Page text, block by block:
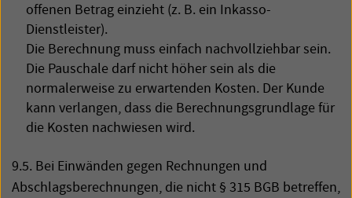
offenen Betrag einzieht (z. B. ein Inkasso-
Dienstleister).
Die Berechnung muss einfach nachvollziehbar sein.
Die Pauschale darf nicht höher sein als die
normalerweise zu erwartenden Kosten. Der Kunde
kann verlangen, dass die Berechnungsgrundlage für
die Kosten nachwiesen wird.
9.5. Bei Einwänden gegen Rechnungen und
Abschlagsberechnungen, die nicht § 315 BGB betreffen,